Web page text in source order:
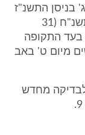
בניסן התשנ"ז
(10 באפריל 1997) ועד יום ב' בטבת התשנ"ח (31
בעד התקופה
התביעה בתוך 18 חודשים מיום ט' באב
מחדש